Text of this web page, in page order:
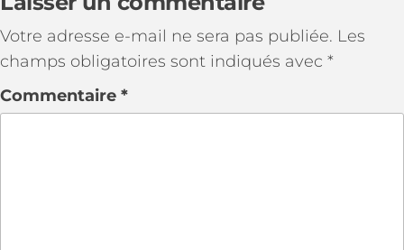
Votre adresse e-mail ne sera pas publiée. Les
champs obligatoires sont indiqués avec *
Commentaire *